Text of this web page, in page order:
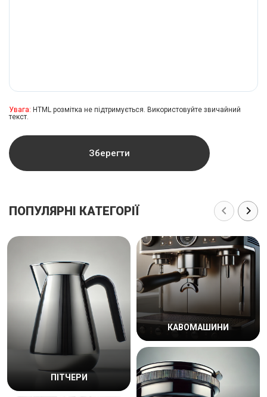
Увага: HTML розмітка не підтримується. Використовуйте звичайний
текст.
Зберегти
ПОПУЛЯРНІ КАТЕГОРІЇ
ПІТЧЕРИ
КАВОМАШИНИ